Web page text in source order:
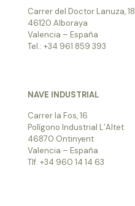
Carrer del Doctor Lanuza, 18
46120 Alboraya
Valencia – España
Tel.: +34 961 859 393
NAVE INDUSTRIAL
Carrer la Fos, 16
Polígono Industrial L’Altet
46870 Ontinyent
Valencia – España
Tlf. +34 960 14 14 63